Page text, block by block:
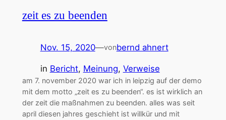
zeit es zu beenden
Nov. 15, 2020—vonbernd ahnert
in Bericht, Meinung, Verweise
am 7. november 2020 war ich in leipzig auf der demo
mit dem motto „zeit es zu beenden“. es ist wirklich an
der zeit die maßnahmen zu beenden. alles was seit
april diesen jahres geschieht ist willkür und mit